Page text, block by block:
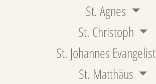
St. Agnes
St. Christoph
St. Johannes Evangelist
St. Matthäus